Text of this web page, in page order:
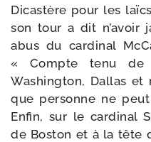
Dicastère pour les
son tour a dit n’avoir
abus du car­di­nal
« Compte tenu
Washington, Dallas et
que per­sonne ne
Enfin, sur le car­di­nal
de Boston et à la tête